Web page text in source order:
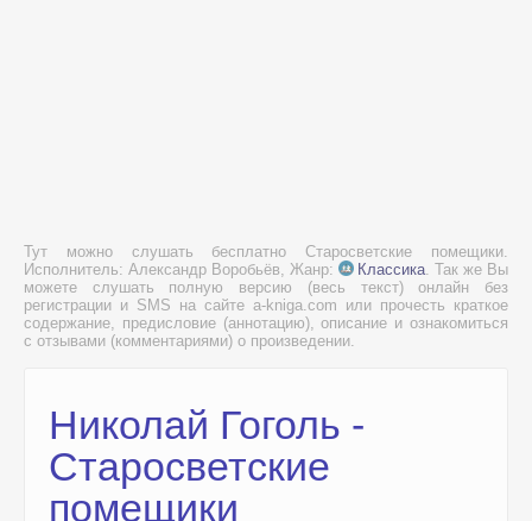
Тут можно слушать бесплатно Старосветские помещики.
Исполнитель: Александр Воробьёв, Жанр:
Классика. Так же Вы
можете слушать полную версию (весь текст) онлайн без
регистрации и SMS на сайте a-kniga.com или прочесть краткое
содержание, предисловие (аннотацию), описание и ознакомиться
с отзывами (комментариями) о произведении.
Николай Гоголь -
Старосветские
помещики